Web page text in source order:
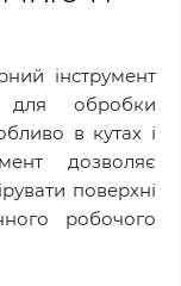
інструмент
для обробки
в кутах і
дозволяє
поверхні
робочого